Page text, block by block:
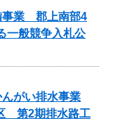
事業 郡上南部4
一般競争入札公
がい排水事業
第2期排水路工